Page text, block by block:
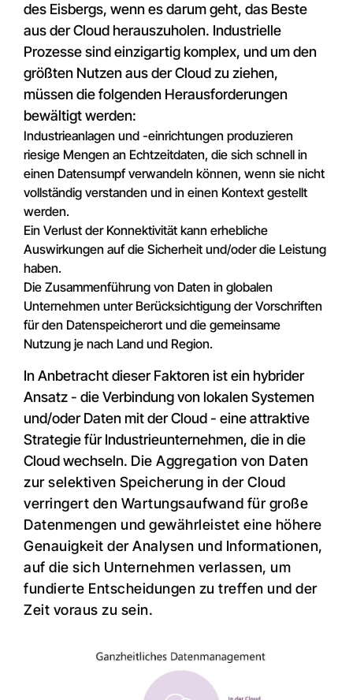
des Eisbergs, wenn es darum geht, das Beste
aus der Cloud herauszuholen. Industrielle
Prozesse sind einzigartig komplex, und um den
größten Nutzen aus der Cloud zu ziehen,
müssen die folgenden Herausforderungen
bewältigt werden:
Industrieanlagen und -einrichtungen produzieren
riesige Mengen an Echtzeitdaten, die sich schnell in
einen Datensumpf verwandeln können, wenn sie nicht
vollständig verstanden und in einen Kontext gestellt
werden.
Ein Verlust der Konnektivität kann erhebliche
Auswirkungen auf die Sicherheit und/oder die Leistung
haben.
Die Zusammenführung von Daten in globalen
Unternehmen unter Berücksichtigung der Vorschriften
für den Datenspeicherort und die gemeinsame
Nutzung je nach Land und Region.
In Anbetracht dieser Faktoren ist ein hybrider
Ansatz - die Verbindung von lokalen Systemen
und/oder Daten mit der Cloud - eine attraktive
Strategie für Industrieunternehmen, die in die
Cloud wechseln. Die Aggregation von Daten
zur selektiven Speicherung in der Cloud
verringert den Wartungsaufwand für große
Datenmengen und gewährleistet eine höhere
Genauigkeit der Analysen und Informationen,
auf die sich Unternehmen verlassen, um
fundierte Entscheidungen zu treffen und der
Zeit voraus zu sein.